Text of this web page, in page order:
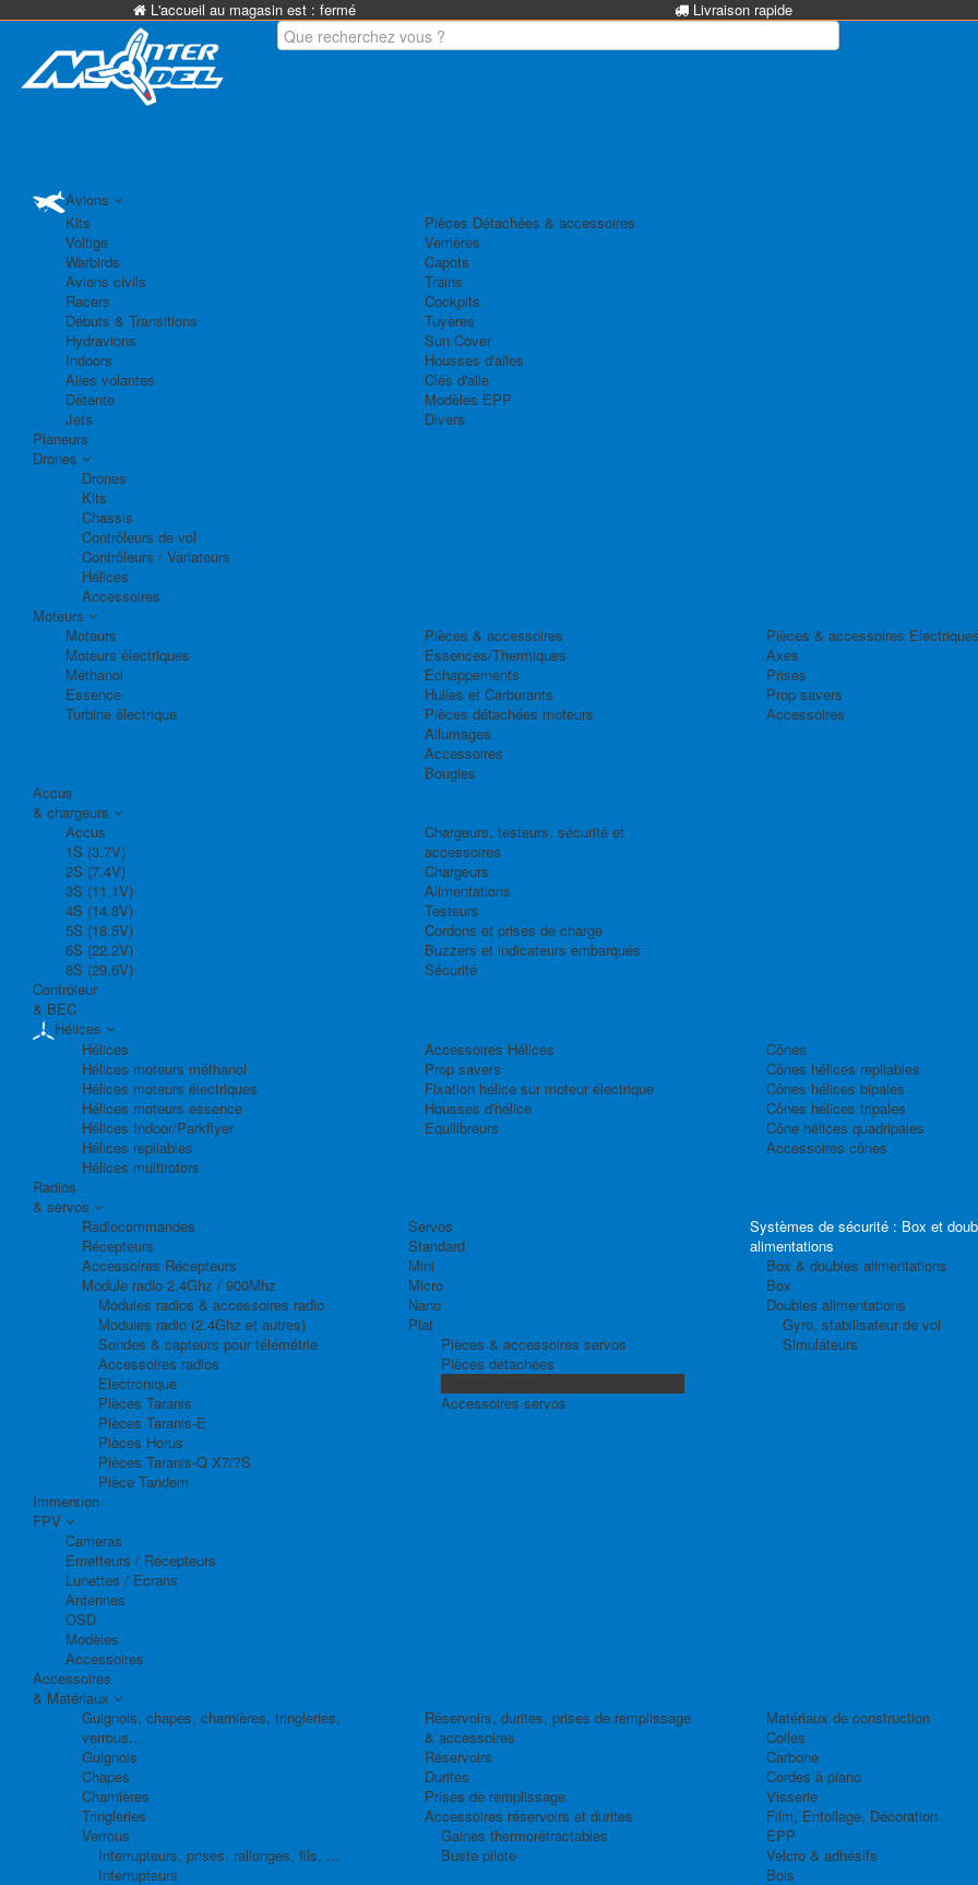
L'accueil au magasin est : fermé Livraison rapide
Avions
Kits
Voltige
Warbirds
Avions civils
Racers
Débuts & Transitions
Hydravions
Indoors
Ailes volantes
Détente
Jets
Pièces Détachées & accessoires
Verrières
Capots
Trains
Cockpits
Tuyères
Sun Cover
Housses d'ailes
Clés d'aile
Modèles EPP
Divers
Planeurs
Drones
Drones
Kits
Chassis
Contrôleurs de vol
Contrôleurs / Variateurs
Hélices
Accessoires
Moteurs
Moteurs
Moteurs électriques
Méthanol
Essence
Turbine électrique
Pièces & accessoires
Essences/Thermiques
Echappements
Huiles et Carburants
Pièces détachées moteurs
Allumages
Accessoires
Bougies
Pièces & accessoires
Axes
Prises
Prop savers
Accessoires
Accus
& chargeurs
Accus
1S (3.7V)
2S (7.4V)
3S (11,1V)
4S (14.8V)
5S (18.5V)
6S (22.2V)
8S (29.6V)
Chargeurs, testeurs, sécurité et
accessoires
Chargeurs
Alimentations
Testeurs
Cordons et prises de charge
Buzzers et indicateurs embarqués
Sécurité
Contrôleur
& BEC
Hélices
Hélices
Hélices moteurs méthanol
Hélices moteurs électriques
Hélices moteurs essence
Hélices Indoor/Parkflyer
Hélices repliables
Hélices multirotors
Accessoires Hélices
Prop savers
Fixation hélice sur moteur électrique
Housses d'hélice
Equilibreurs
Cônes
Cônes hélices repliables
Cônes hélices bipales
Cônes hélices tripales
Cône hélices quadripales
Accessoires cônes
Radios
& servos
Radiocommandes
Récepteurs
Accessoires Récepteurs
Module radio 2.4Ghz / 900Mhz
Modules radios & accessoires radio
Modules radio (2.4Ghz et autres)
Sondes & capteurs pour télémétrie
Accessoires radios
Electronique
Pièces Taranis
Pièces Taranis-E
Pièces Horus
Pièces Taranis-Q X7/7S
Pièce Tandem
Servos
Standard
Mini
Micro
Nano
Plat
Pièces & accessoires servos
Pièces détachées
Accessoires servos
Systèmes de sécurité : Box et
alimentations
Box & doubles alimentations
Box
Doubles alimentations
Gyro, stabilisateur de vol
Simulateurs
Immersion
FPV
Cameras
Emetteurs / Récepteurs
Lunettes / Ecrans
Antennes
OSD
Modèles
Accessoires
Accessoires
& Matériaux
Guignols, chapes, charnières, tringleries,
verrous...
Guignols
Chapes
Charnières
Tringleries
Verrous
Interrupteurs, prises, rallonges, fils, ...
Interrupteurs
Réservoirs, durites, prises de remplissage
& accessoires
Réservoirs
Durites
Prises de remplissage
Accessoires réservoirs et durites
Gaines thermorétractables
Buste pilote
Matériaux de construction
Colles
Carbone
Cordes à piano
Visserie
Film, Entoilage, Décoration
EPP
Velcro & adhésifs
Bois